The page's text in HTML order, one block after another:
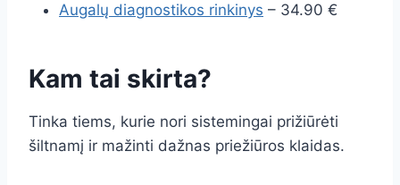
Augalų diagnostikos rinkinys – 34.90 €
Kam tai skirta?
Tinka tiems, kurie nori sistemingai prižiūrėti
šiltnamį ir mažinti dažnas priežiūros klaidas.